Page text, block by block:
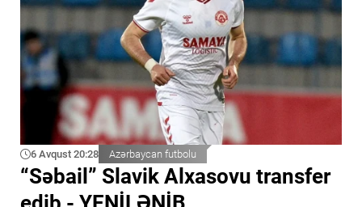
6 Avqust 20:28 Azərbaycan futbolu
“Səbail” Slavik Alxasovu transfer